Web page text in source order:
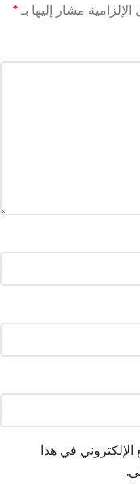
مشار إليها بـ *
في هذا